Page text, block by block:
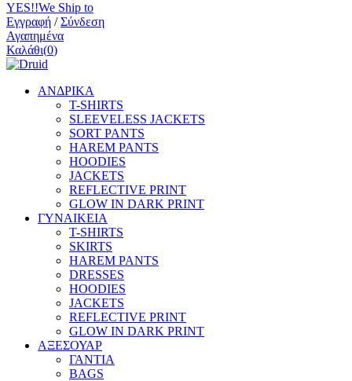
YES!!We Ship to
Εγγραφή /Σύνδεση
Αγαπημένα
Καλάθι(0)
ΑΝΔΡΙΚΑ
T-SHIRTS
SLEEVELESS JACKETS
SORT PANTS
HAREM PANTS
HOODIES
JACKETS
REFLECTIVE PRINT
GLOW IN DARK PRINT
ΓΥΝΑΙΚΕΙΑ
T-SHIRTS
SKIRTS
HAREM PANTS
DRESSES
HOODIES
JACKETS
REFLECTIVE PRINT
GLOW IN DARK PRINT
ΑΞΕΣΟΥΑΡ
ΓΑΝΤΙΑ
BAGS